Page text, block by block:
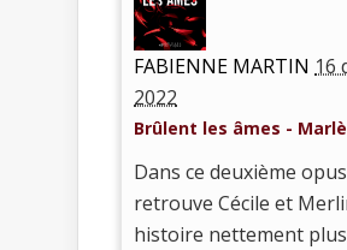
FABIENNE MARTIN 16
2022
Brûlent les âmes -
Dans ce deuxième
retrouve Cécile et
histoire nettement plus